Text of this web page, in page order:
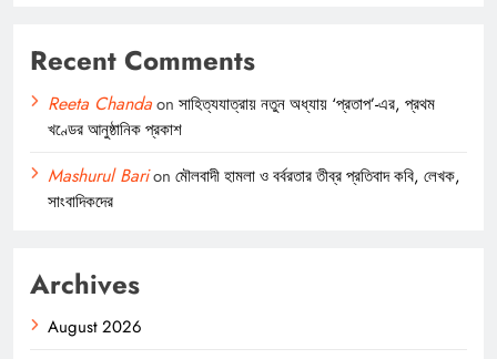
Recent Comments
Reeta Chandaon সাহিত্যযাত্রায় নতুন অধ্যায় ‘প্রতাপ’-এর, প্রথম
খণ্ডের আনুষ্ঠানিক প্রকাশ
Mashurul Barion মৌলবাদী হামলা ও বর্বরতার তীব্র প্রতিবাদ কবি, লেখক,
সাংবাদিকদের
Archives
August 2026